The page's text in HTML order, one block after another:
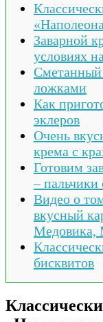
Заварной
условиях
Сметанный
ложками
Как
эклеров
Очень
крема с
Готовим
–
Видео о
вкусный
Медовика,
бисквитов